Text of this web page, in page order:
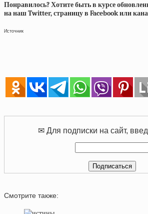
Понравилось? Хотите быть в курсе
на наш Twitter, страницу в Facebook или
Источник
✉ Для подписки на сайт,
Смотрите также: